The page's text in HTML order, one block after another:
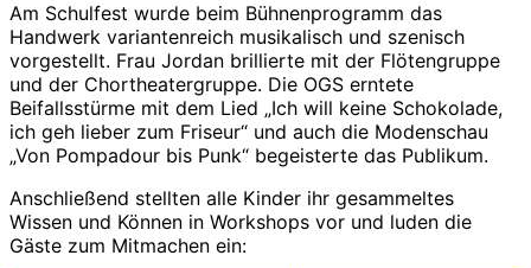
Am Schulfest wurde beim Bühnenprogramm das
Handwerk variantenreich musikalisch und szenisch
vorgestellt. Frau Jordan brillierte mit der Flötengruppe
und der Chortheatergruppe. Die OGS erntete
Beifallsstürme mit dem Lied „Ich will keine Schokolade,
ich geh lieber zum Friseur“ und auch die Modenschau
„Von Pompadour bis Punk“ begeisterte das Publikum.
Anschließend stellten alle Kinder ihr gesammeltes
Wissen und Können in Workshops vor und luden die
Gäste zum Mitmachen ein: